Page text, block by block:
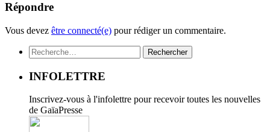
Répondre
Vous devez être connecté(e) pour rédiger un commentaire.
Rechercher :
INFOLETTRE
Inscrivez-vous à l'infolettre pour recevoir toutes les nouvelles
de GaïaPresse